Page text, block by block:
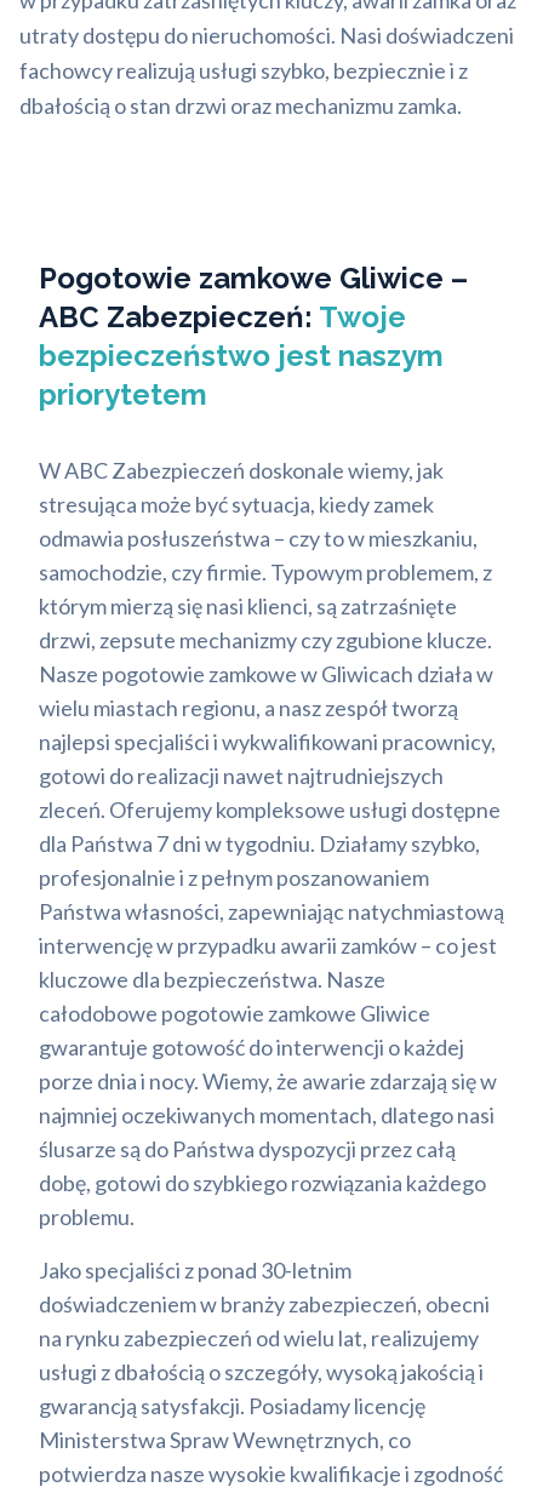
utraty dostępu do nieruchomości. Nasi doświadczeni
fachowcy realizują usługi szybko, bezpiecznie i z
dbałością o stan drzwi oraz mechanizmu zamka.
Pogotowie zamkowe Gliwice –
ABC Zabezpieczeń: Twoje
bezpieczeństwo jest naszym
priorytetem
W ABC Zabezpieczeń doskonale wiemy, jak
stresująca może być sytuacja, kiedy zamek
odmawia posłuszeństwa – czy to w mieszkaniu,
samochodzie, czy firmie. Typowym problemem, z
którym mierzą się nasi klienci, są zatrzaśnięte
drzwi, zepsute mechanizmy czy zgubione klucze.
Nasze pogotowie zamkowe w Gliwicach działa w
wielu miastach regionu, a nasz zespół tworzą
najlepsi specjaliści i wykwalifikowani pracownicy,
gotowi do realizacji nawet najtrudniejszych
zleceń. Oferujemy kompleksowe usługi dostępne
dla Państwa 7 dni w tygodniu. Działamy szybko,
profesjonalnie i z pełnym poszanowaniem
Państwa własności, zapewniając natychmiastową
interwencję w przypadku awarii zamków – co jest
kluczowe dla bezpieczeństwa. Nasze
całodobowe pogotowie zamkowe Gliwice
gwarantuje gotowość do interwencji o każdej
porze dnia i nocy. Wiemy, że awarie zdarzają się w
najmniej oczekiwanych momentach, dlatego nasi
ślusarze są do Państwa dyspozycji przez całą
dobę, gotowi do szybkiego rozwiązania każdego
problemu.
Jako specjaliści z ponad 30-letnim
doświadczeniem w branży zabezpieczeń, obecni
na rynku zabezpieczeń od wielu lat, realizujemy
usługi z dbałością o szczegóły, wysoką jakością i
gwarancją satysfakcji. Posiadamy licencję
Ministerstwa Spraw Wewnętrznych, co
potwierdza nasze wysokie kwalifikacje i zgodność